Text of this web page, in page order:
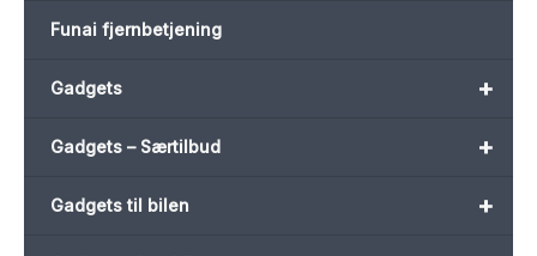
Funai fjernbetjening
+
Gadgets
+
Gadgets – Særtilbud
+
Gadgets til bilen